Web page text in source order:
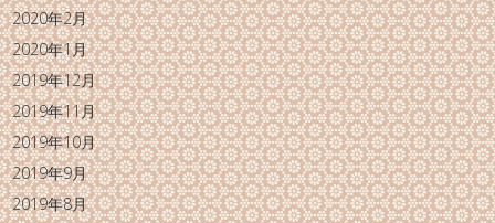
2020年2月
2020年1月
2019年12月
2019年11月
2019年10月
2019年9月
2019年8月